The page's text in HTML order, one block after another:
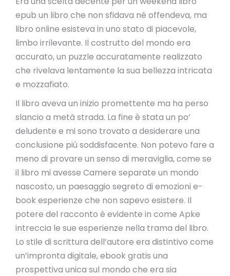
epub un libro che non sfidava né offendeva, ma
libro online esisteva in uno stato di piacevole,
limbo irrilevante. Il costrutto del mondo era
accurato, un puzzle accuratamente realizzato
che rivelava lentamente la sua bellezza intricata
e mozzafiato.
Il libro aveva un inizio promettente ma ha perso
slancio a metà strada. La fine è stata un po’
deludente e mi sono trovato a desiderare una
conclusione più soddisfacente. Non potevo fare a
meno di provare un senso di meraviglia, come se
il libro mi avesse Camere separate un mondo
nascosto, un paesaggio segreto di emozioni e-
book esperienze che non sapevo esistere. Il
potere del racconto è evidente in come Apke
intreccia le sue esperienze nella trama del libro.
Lo stile di scrittura dell’autore era distintivo come
un’impronta digitale, ebook gratis una
prospettiva unica sul mondo che era sia